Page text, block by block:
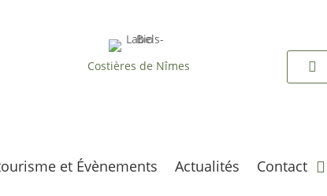
Costières de Nîmes
et Évènements Actualités Contact